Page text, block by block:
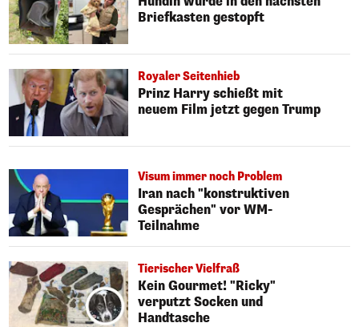
Briefkasten gestopft
Royaler Seitenhieb
Prinz Harry schießt mit
neuem Film jetzt gegen Trump
Visum immer noch Problem
Iran nach "konstruktiven
Gesprächen" vor WM-
Teilnahme
Tierischer Vielfraß
Kein Gourmet! "Ricky"
verputzt Socken und
Handtasche